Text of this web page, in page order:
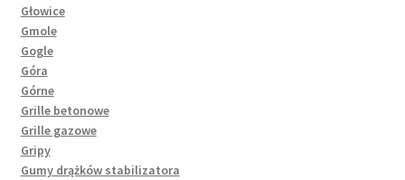
Głowice
Gmole
Gogle
Góra
Górne
Grille betonowe
Grille gazowe
Gripy
Gumy drążków stabilizatora